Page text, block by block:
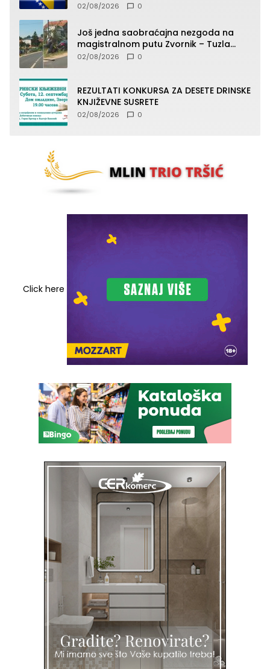
02/08/2026 0
Još jedna saobraćajna nezgoda na
magistralnom putu Zvornik – Tuzla
(FOTO)
02/08/2026 0
REZULTATI KONKURSA ZA DESETE DRINSKE
KNJIŽEVNE SUSRETE
02/08/2026 0
Click here